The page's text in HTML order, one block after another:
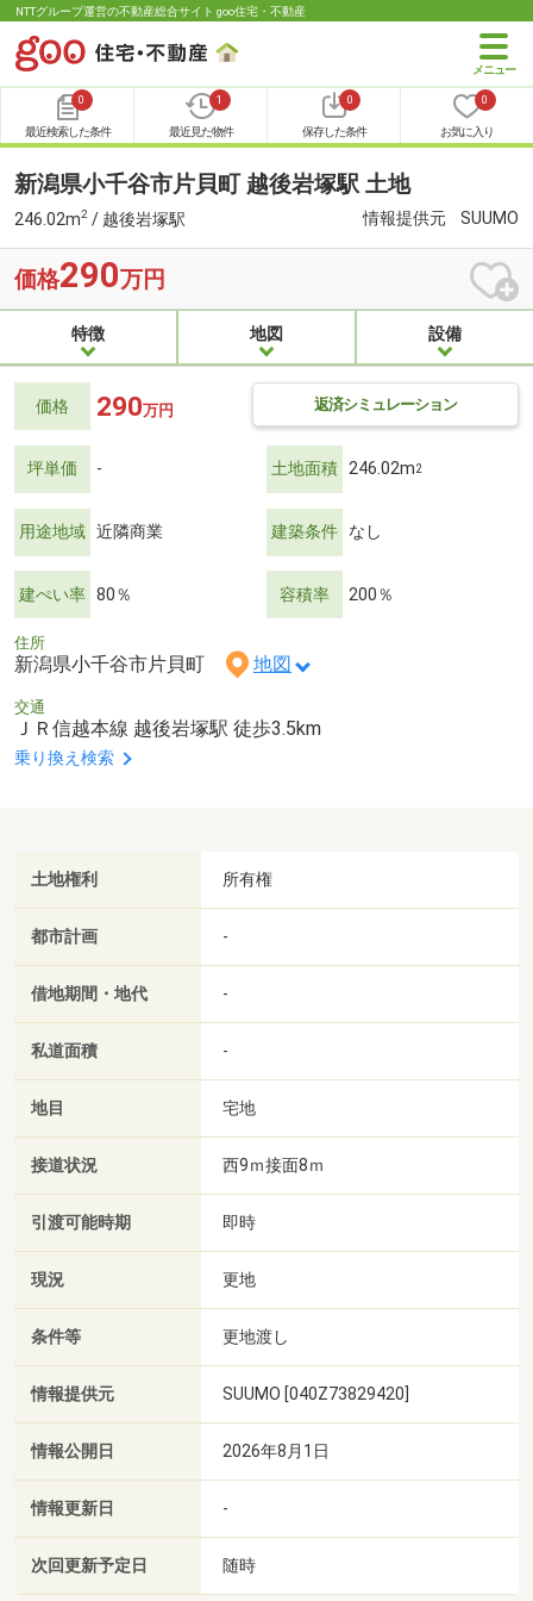
NTTグループ運営の不動産総合サイト goo住宅・不動産
0
最近検索した条件
1
最近見た物件
0
保存した条件
0
お気に入り
新潟県小千谷市片貝町 越後岩塚駅 土地
246.02m2 / 越後岩塚駅 情報提供元 SUUMO
価格290万円
特徴 地図 設備
価格 返済シミュレーション
290万円
坪単価 - 土地面積 246.02m2
用途地域 近隣商業 建築条件 なし
建ぺい率 80％ 容積率 200％
住所
新潟県小千谷市片貝町 地図
交通
ＪＲ信越本線 越後岩塚駅 徒歩3.5km
乗り換え検索
土地権利 所有権
都市計画 -
借地期間・地代 -
私道面積 -
地目 宅地
接道状況 西9ｍ接面8ｍ
引渡可能時期 即時
現況 更地
条件等 更地渡し
情報提供元 SUUMO [040Z73829420]
情報公開日 2026年8月1日
情報更新日 -
次回更新予定日 随時